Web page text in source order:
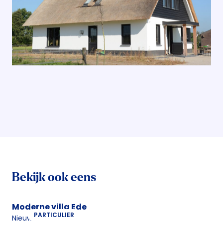
Bekijk ook eens
PARTICULIER
Moderne villa Ede
Nieuwbouw